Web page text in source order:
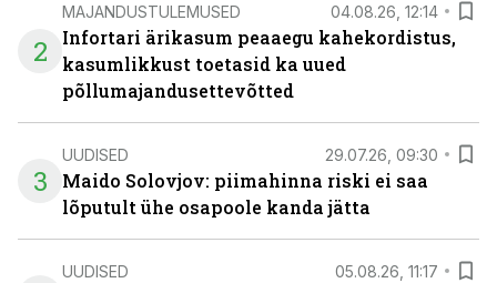
2
MAJANDUSTULEMUSED 04.08.26, 12:14
Infortari ärikasum peaaegu kahekordistus,
kasumlikkust toetasid ka uued
põllumajandusettevõtted
3
UUDISED 29.07.26, 09:30
Maido Solovjov: piimahinna riski ei saa
lõputult ühe osapoole kanda jätta
UUDISED 05.08.26, 11:17